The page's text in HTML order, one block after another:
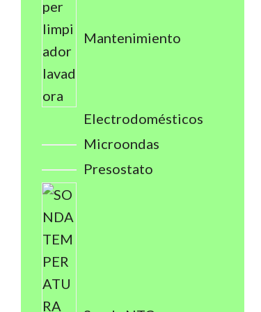
Mantenimiento
Electrodomésticos
Microondas
Presostato